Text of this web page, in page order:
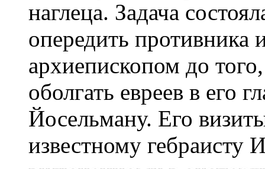
наглеца. Задача
опередить противника
архиепископом до
оболгать евреев в его
Йосельману. Его
известному гебраисту